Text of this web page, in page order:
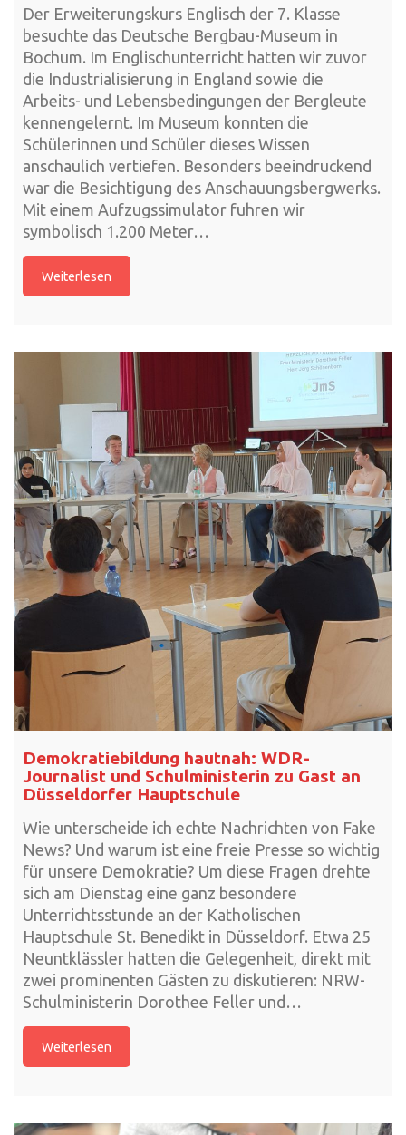
Der Erweiterungskurs Englisch der 7. Klasse
besuchte das Deutsche Bergbau-Museum in
Bochum. Im Englischunterricht hatten wir zuvor
die Industrialisierung in England sowie die
Arbeits- und Lebensbedingungen der Bergleute
kennengelernt. Im Museum konnten die
Schülerinnen und Schüler dieses Wissen
anschaulich vertiefen. Besonders beeindruckend
war die Besichtigung des Anschauungsbergwerks.
Mit einem Aufzugssimulator fuhren wir
symbolisch 1.200 Meter…
Weiterlesen
Demokratiebildung hautnah: WDR-
Journalist und Schulministerin zu Gast an
Düsseldorfer Hauptschule
Wie unterscheide ich echte Nachrichten von Fake
News? Und warum ist eine freie Presse so wichtig
für unsere Demokratie? Um diese Fragen drehte
sich am Dienstag eine ganz besondere
Unterrichtsstunde an der Katholischen
Hauptschule St. Benedikt in Düsseldorf. Etwa 25
Neuntklässler hatten die Gelegenheit, direkt mit
zwei prominenten Gästen zu diskutieren: NRW-
Schulministerin Dorothee Feller und…
Weiterlesen